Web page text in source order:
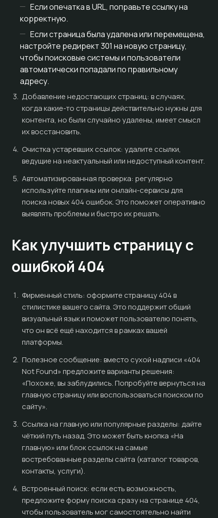
Если опечатка в URL, поправьте ссылку на
корректную.
Если страница была удалена или перемещена,
настройте редирект 301 на новую страницу,
чтобы поисковые системы и пользователи
автоматически попадали по правильному
адресу.
Добавление недостающих страниц: в случаях,
когда какие-то страницы действительно нужны для
контента, но были случайно удалены, имеет смысл
их восстановить.
Очистка устаревших ссылок: удалите ссылки,
ведущие на неактуальный или недоступный контент.
Автоматизированная проверка: регулярно
используйте плагины или онлайн-сервисы для
поиска новых 404 ошибок. Это поможет оперативно
выявлять проблемы и быстро их решать.
Как улучшить страницу с
ошибкой 404
Фирменный стиль: оформите страницу 404 в
стилистике вашего сайта. Это поддержит общий
визуальный язык и поможет пользователю понять,
что он всё ещё находится в рамках вашей
платформы.
Полезное сообщение: вместо сухой надписи «404
Not Found» предложите варианты решения:
«Похоже, вы заблудились. Попробуйте вернуться на
главную страницу или воспользоваться поиском по
сайту».
Ссылка на главную или популярные разделы: дайте
чёткий путь назад. Это может быть кнопка «На
главную» или блок ссылок на самые
востребованные разделы сайта (каталог товаров,
контакты, услуги).
Встроенный поиск: если есть возможность,
предложите форму поиска сразу на странице 404,
чтобы пользователь мог самостоятельно найти